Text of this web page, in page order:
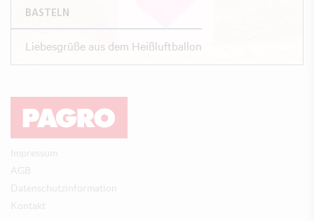
BASTELN
Liebesgrüße aus dem Heißluftballon
Impressum
AGB
Datenschutzinformation
Kontakt